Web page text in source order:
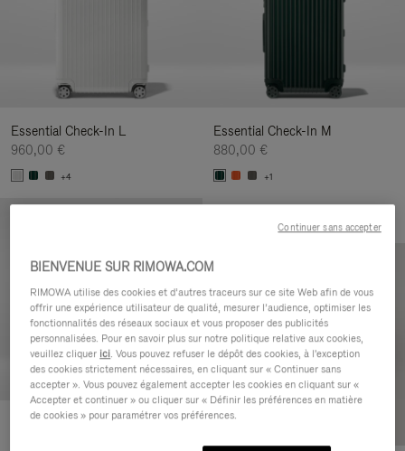
Essential Check-In L
960,00 €
+4
Essential Check-In M
880,00 €
+1
Essential Cabin
BIENVENUE SUR RIMOWA.COM
RIMOWA utilise des cookies et d’autres traceurs sur ce site Web afin de vous
offrir une expérience utilisateur de qualité, mesurer l’audience, optimiser les
fonctionnalités des réseaux sociaux et vous proposer des publicités
personnalisées. Pour en savoir plus sur notre politique relative aux cookies,
veuillez cliquer ici. Vous pouvez refuser le dépôt des cookies, à l'exception
des cookies strictement nécessaires, en cliquant sur « Continuer sans
accepter ». Vous pouvez également accepter les cookies en cliquant sur «
Accepter et continuer » ou cliquer sur « Définir les préférences en matière
de cookies » pour paramétrer vos préférences.
Continuer sans accepter